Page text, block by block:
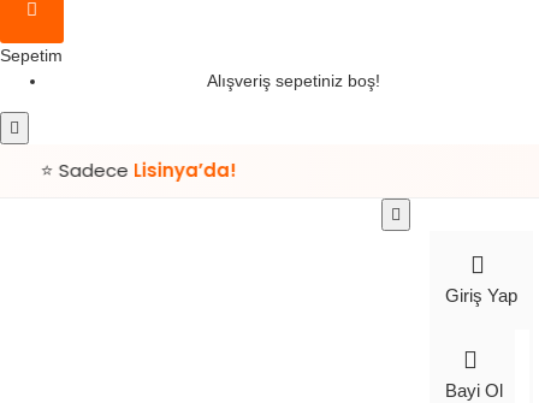
Sepetim
Alışveriş sepetiniz boş!
⭐ SadeceLisinya’da!
Giriş Yap
Bayi Ol